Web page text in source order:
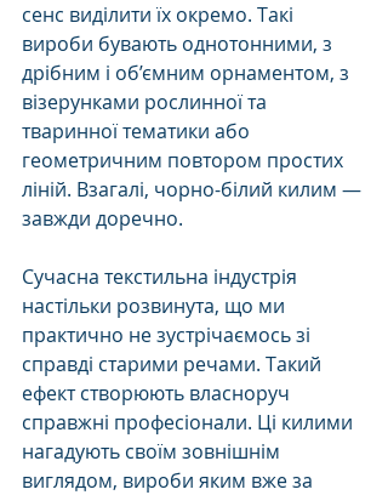
сенс виділити їх окремо. Такі
вироби бувають однотонними, з
дрібним і об’ємним орнаментом, з
візерунками рослинної та
тваринної тематики або
геометричним повтором простих
ліній. Взагалі, чорно-білий килим —
завжди доречно.
Сучасна текстильна індустрія
настільки розвинута, що ми
практично не зустрічаємось зі
справді старими речами. Такий
ефект створюють власноруч
справжні професіонали. Ці килими
нагадують своїм зовнішнім
виглядом, вироби яким вже за